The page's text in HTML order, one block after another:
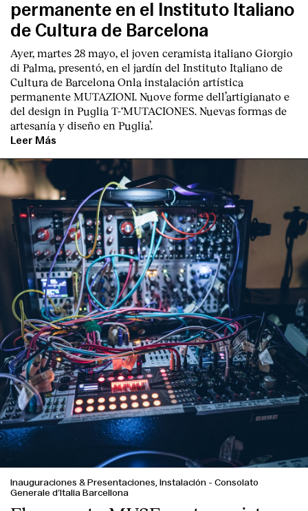
permanente en el Instituto Italiano
de Cultura de Barcelona
Ayer, martes 28 mayo, el joven ceramista italiano Giorgio
di Palma, presentó, en el jardín del Instituto Italiano de
Cultura de Barcelona Onla instalación artística
permanente MUTAZIONI. Nuove forme dell’artigianato e
del design in Puglia T-‘MUTACIONES. Nuevas formas de
artesanía y diseño en Puglia’.
Leer Más
Inauguraciones & Presentaciones, Instalación - Consolato
Generale d’Italia Barcellona